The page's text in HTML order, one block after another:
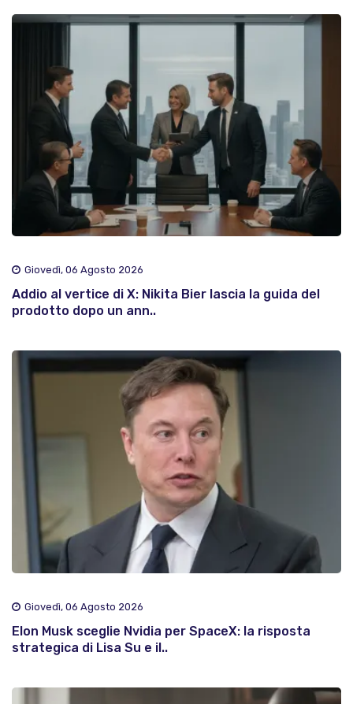
Giovedì, 06 Agosto 2026
Addio al vertice di X: Nikita Bier lascia la guida del
prodotto dopo un ann..
Giovedì, 06 Agosto 2026
Elon Musk sceglie Nvidia per SpaceX: la risposta
strategica di Lisa Su e il..